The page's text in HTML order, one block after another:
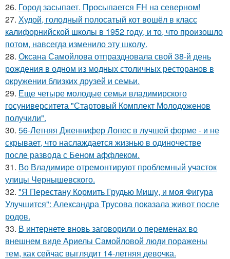
26. Город засыпает. Просыпается FH на северном!
27. Худой, голодный полосатый кот вошёл в класс
калифорнийской школы в 1952 году, и то, что произошло
потом, навсегда изменило эту школу.
28. Оксана Самойлова отпраздновала свой 38-й день
рождения в одном из модных столичных ресторанов в
окружении близких друзей и семьи.
29. Еще четыре молодые семьи владимирского
госуниверситета "Стартовый Комплект Молодоженов
получили".
30. 56-Летняя Дженнифер Лопес в лучшей форме - и не
скрывает, что наслаждается жизнью в одиночестве
после развода с Беном аффлеком.
31. Во Владимире отремонтируют проблемный участок
улицы Чернышевского.
32. "Я Перестану Кормить Грудью Мишу, и моя Фигура
Улучшится": Александра Трусова показала живот после
родов.
33. В интернете вновь заговорили о переменах во
внешнем виде Ариелы Самойловой люди поражены
тем, как сейчас выглядит 14-летняя девочка.